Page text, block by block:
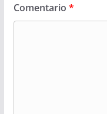
Comentario *